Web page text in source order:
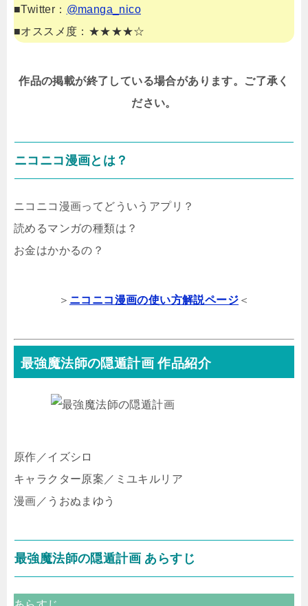
■Twitter： @manga_nico
■オススメ度：★★★★☆
作品の掲載が終了している場合があります。ご了承く
ださい。
ニコニコ漫画とは？
ニコニコ漫画ってどういうアプリ？
読めるマンガの種類は？
お金はかかるの？
＞ ニコニコ漫画の使い方解説ページ ＜
最強魔法師の隠遁計画 作品紹介
原作／イズシロ
キャラクター原案／ミユキルリア
漫画／うおぬまゆう
最強魔法師の隠遁計画 あらすじ